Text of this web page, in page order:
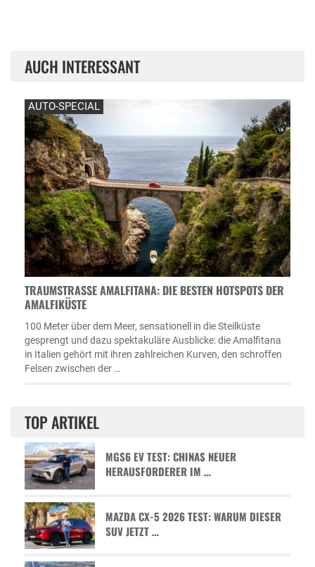
AUCH INTERESSANT
AUTO-SPECIAL
TRAUMSTRASSE AMALFITANA: DIE BESTEN HOTSPOTS DER A
MALFIKÜSTE
100 Meter über dem Meer, sensationell in die Steilküste
gesprengt und dazu spektakuläre Ausblicke: die Amalfitana
in Italien gehört mit ihren zahlreichen Kurven, den schroffen
Felsen zwischen der …
TOP ARTIKEL
MGS6 EV TEST: CHINAS NEUER
HERAUSFORDERER IM …
MAZDA CX-5 2026 TEST: WARUM DIESER
SUV JETZT …